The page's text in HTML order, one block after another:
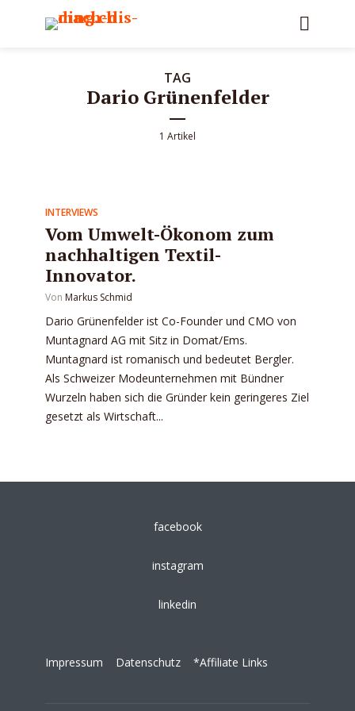
TAG
Dario Grünenfelder
1 Artikel
INTERVIEWS
Vom Umwelt-Ökonom zum
nachhaltigen Textil-
Innovator.
Von Markus Schmid
Dario Grünenfelder ist Co-Founder und CMO von
Muntagnard AG mit Sitz in Domat/Ems.
Muntagnard ist romanisch und bedeutet Bergler.
Als Schweizer Modeunternehmen mit Bündner
Wurzeln haben sich die Gründer kein geringeres Ziel
gesetzt als Wirtschaft...
facebook
instagram
linkedin
Impressum Datenschutz *Affiliate Links